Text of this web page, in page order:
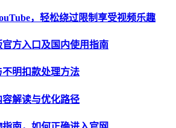
，轻松绕过限制享受视频乐趣
方入口及国内使用指南
明扣款处理方法
解读与优化路径